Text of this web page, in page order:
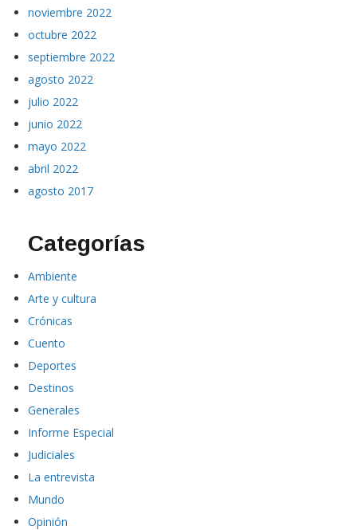
noviembre 2022
octubre 2022
septiembre 2022
agosto 2022
julio 2022
junio 2022
mayo 2022
abril 2022
agosto 2017
Categorías
Ambiente
Arte y cultura
Crónicas
Cuento
Deportes
Destinos
Generales
Informe Especial
Judiciales
La entrevista
Mundo
Opinión